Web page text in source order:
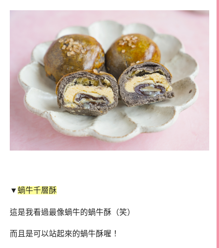
▼ 蝸牛千層酥
這是我看過最像蝸牛的蝸牛酥（笑）
而且是可以站起來的蝸牛酥喔！